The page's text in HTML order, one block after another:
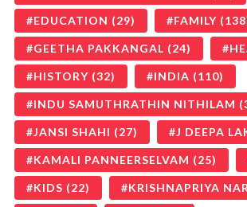
EDUCATION (29) FAMILY
GEETHA PAKKANGAL (24)
HISTORY (32) INDIA (110)
INDU SAMUTHRATHIN NITHILAM
JANSI SHAHI (27) J DEEPA
KAMALI PANNEERSELVAM (25)
KIDS (22) KRISHNAPRIYA